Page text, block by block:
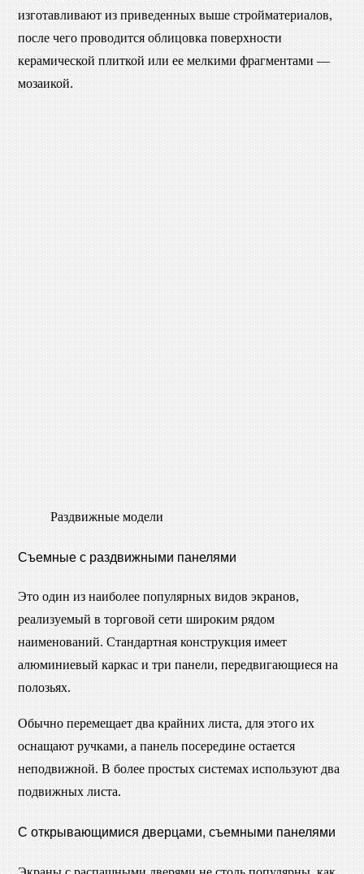
изготавливают из приведенных выше стройматериалов,
после чего проводится облицовка поверхности
керамической плиткой или ее мелкими фрагментами —
мозаикой.
Раздвижные модели
Съемные с раздвижными панелями
Это один из наиболее популярных видов экранов,
реализуемый в торговой сети широким рядом
наименований. Стандартная конструкция имеет
алюминиевый каркас и три панели, передвигающиеся на
полозьях.
Обычно перемещает два крайних листа, для этого их
оснащают ручками, а панель посередине остается
неподвижной. В более простых системах используют два
подвижных листа.
С открывающимися дверцами, съемными панелями